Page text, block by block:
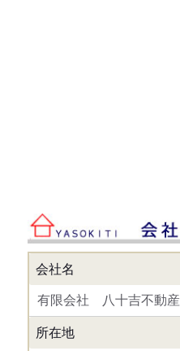
会社名
有限会社 八十吉不動産
所在地